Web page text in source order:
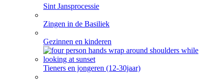
Sint Jansprocessie
Zingen in de Basiliek
Gezinnen en kinderen
Tieners en jongeren (12-30jaar)